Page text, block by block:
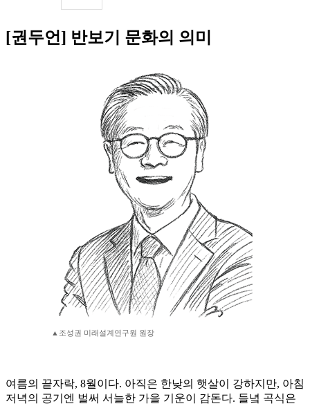
[권두언] 반보기 문화의 의미
▲조성권 미래설계연구원 원장
여름의 끝자락, 8월이다. 아직은 한낮의 햇살이 강하지만, 아침
저녁의 공기엔 벌써 서늘한 가을 기운이 감돈다. 들녘 곡식은